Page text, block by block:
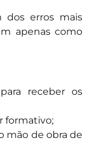
dos erros mais
apenas como
receber os
formativo;
mão de obra de